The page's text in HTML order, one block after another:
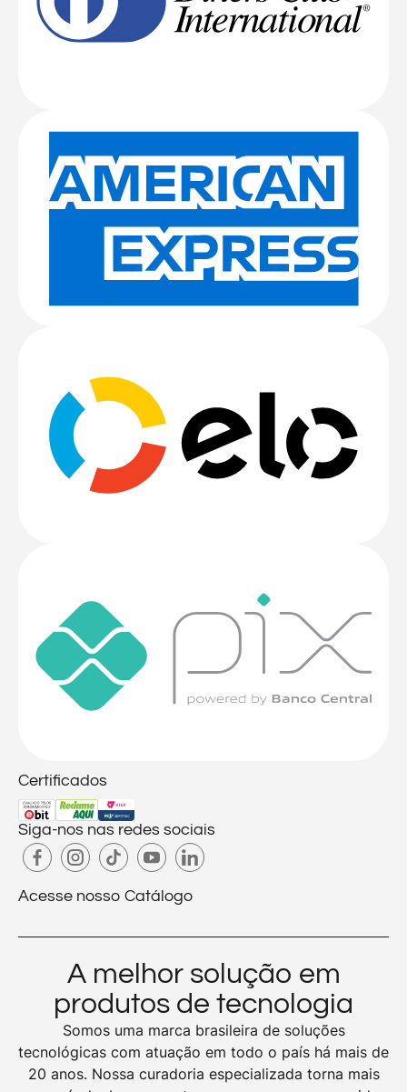
Certificados
Siga-nos nas redes sociais
Acesse nosso Catálogo
A melhor solução em
produtos de tecnologia
Somos uma marca brasileira de soluções
tecnológicas com atuação em todo o país há mais de
20 anos. Nossa curadoria especializada torna mais